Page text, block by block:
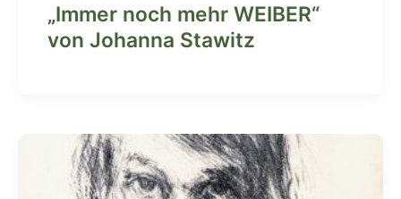
„Immer noch mehr WEIBER“
von Johanna Stawitz